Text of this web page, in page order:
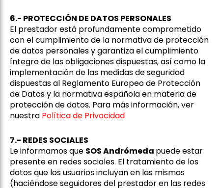
6.- PROTECCIÓN DE DATOS PERSONALES
El prestador está profundamente comprometido
con el cumplimiento de la normativa de protección
de datos personales y garantiza el cumplimiento
íntegro de las obligaciones dispuestas, así como la
implementación de las medidas de seguridad
dispuestas al Reglamento Europeo de Protección
de Datos y la normativa española en materia de
protección de datos. Para más información, ver
nuestra Política de Privacidad
7.- REDES SOCIALES
Le informamos que SOS Andrómeda puede estar
presente en redes sociales. El tratamiento de los
datos que los usuarios incluyan en las mismas
(haciéndose seguidores del prestador en las redes